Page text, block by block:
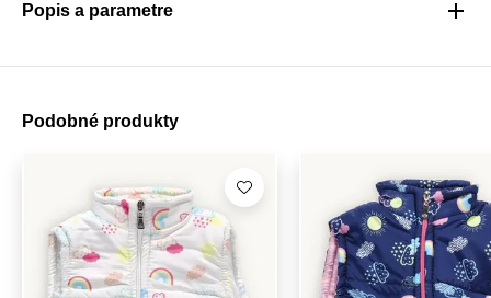
Popis a parametre
Podobné produkty